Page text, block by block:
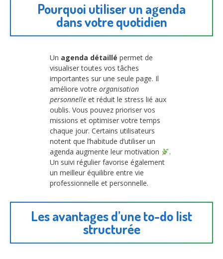
Pourquoi utiliser un agenda
dans votre quotidien
Un agenda détaillé permet de
visualiser toutes vos tâches
importantes sur une seule page. Il
améliore votre organisation
personnelle et réduit le stress lié aux
oublis. Vous pouvez prioriser vos
missions et optimiser votre temps
chaque jour. Certains utilisateurs
notent que l’habitude d’utiliser un
agenda augmente leur motivation
.
Un suivi régulier favorise également
un meilleur équilibre entre vie
professionnelle et personnelle.
Les avantages d’une to-do list
structurée